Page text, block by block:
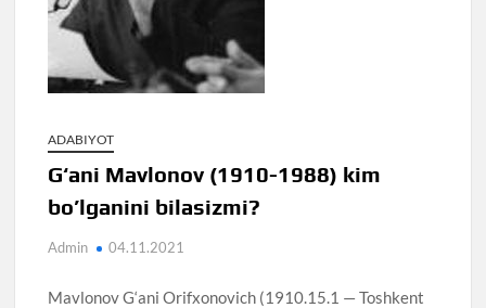
ADABIYOT
G‘ani Mavlonov (1910-1988) kim
bo’lganini bilasizmi?
Admin 04.11.2021
Mavlonov G‘ani Orifxonovich (1910.15.1 — Toshkent